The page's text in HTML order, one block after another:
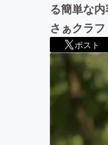
る簡単な
さぁクラ
ポスト